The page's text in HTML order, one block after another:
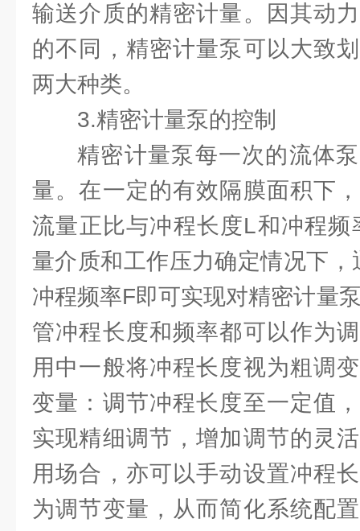
输送介质的精密计量。因其动
的不同，精密计量泵可以大致
两大种类。
3.精密计量泵的控制
精密计量泵每一次的流体
量。在一定的有效隔膜面积下
流量正比与冲程长度L和冲程
量介质和工作压力确定情况下
冲程频率F即可实现对精密计量
管冲程长度和频率都可以作为
用中一般将冲程长度视为粗调
变量：调节冲程长度至一定值
实现精细调节，增加调节的灵
用场合，亦可以手动设置冲程
为调节变量，从而简化系统配